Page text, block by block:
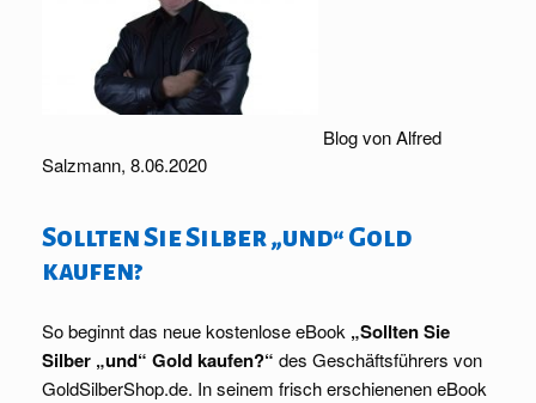
Blog von Alfred
Salzmann, 8.06.2020
Sollten Sie Silber „und“ Gold
kaufen?
So beginnt das neue kostenlose eBook „Sollten Sie
Silber „und“ Gold kaufen?“ des Geschäftsführers von
GoldSilberShop.de. In seinem frisch erschienenen eBook